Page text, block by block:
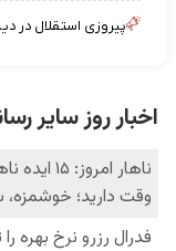
پیروزی استقلال در